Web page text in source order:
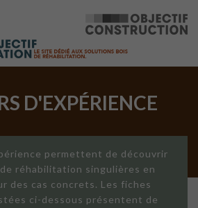
D'EXPÉRIENCE
permettent de découvrir
réhabilitation singulières en
des cas concrets. Les fiches
ci-dessous présentent de